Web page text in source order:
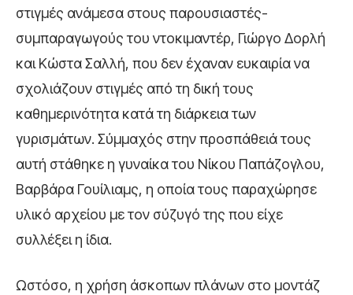
στιγμές ανάμεσα στους παρουσιαστές-
συμπαραγωγούς του ντοκιμαντέρ, Γιώργο Δορλή
και Κώστα Σαλλή, που δεν έχαναν ευκαιρία να
σχολιάζουν στιγμές από τη δική τους
καθημερινότητα κατά τη διάρκεια των
γυρισμάτων. Σύμμαχός στην προσπάθειά τους
αυτή στάθηκε η γυναίκα του Νίκου Παπάζογλου,
Βαρβάρα Γουίλιαμς, η οποία τους παραχώρησε
υλικό αρχείου με τον σύζυγό της που είχε
συλλέξει η ίδια.
Ωστόσο, η χρήση άσκοπων πλάνων στο μοντάζ